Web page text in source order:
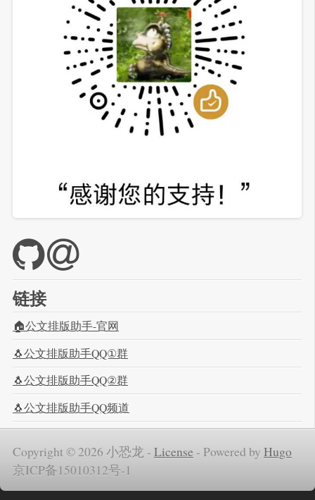
链接
🏠公文排版助手-官网
🐧公文排版助手QQ①群
🐧公文排版助手QQ②群
🐧公文排版助手QQ频道
Copyright © 2026 小恐龙 - License- Powered by Hugo
京ICP备15010312号-1